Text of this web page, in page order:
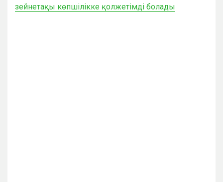
зейнетақы көпшілікке қолжетімді болады